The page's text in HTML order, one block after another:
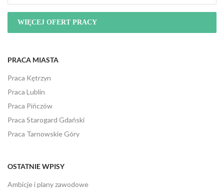
WIĘCEJ OFERT PRACY
PRACA MIASTA
Praca Kętrzyn
Praca Lublin
Praca Pińczów
Praca Starogard Gdański
Praca Tarnowskie Góry
OSTATNIE WPISY
Ambicje i plany zawodowe